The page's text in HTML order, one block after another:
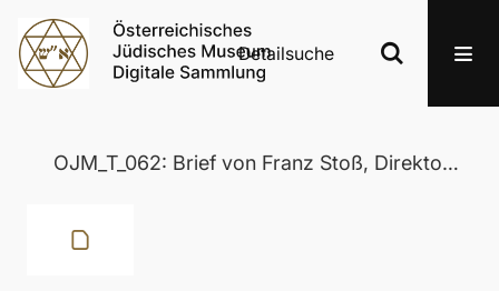
Detailsuche
OJM_T_062: Brief von Franz Stoß, Direktor des Thethers in der Josefstadt, an dem Schriftsteller Josef Toch